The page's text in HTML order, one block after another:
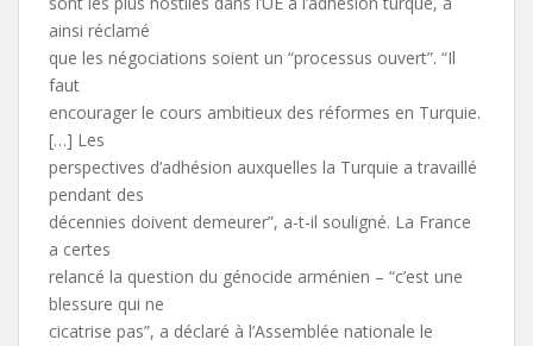
ainsi réclamé
que les négociations soient un “processus ouvert”. “Il
faut
encourager le cours ambitieux des réformes en Turquie.
[…] Les
perspectives d’adhésion auxquelles la Turquie a travaillé
pendant des
décennies doivent demeurer”, a-t-il souligné. La France
a certes
relancé la question du génocide arménien – “c’est une
blessure qui ne
cicatrise pas”, a déclaré à l’Assemblée nationale le